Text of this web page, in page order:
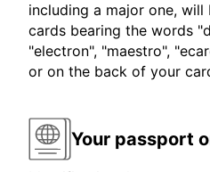
including a major one, will
cards bearing the words
"electron", "maestro",
or on the back of your
Your passport